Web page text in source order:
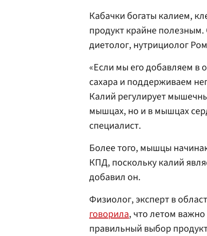
Кабачки богаты калием,
продукт крайне полезным.
диетолог, нутрициолог
«Если мы его добавляем
сахара и поддерживаем
Калий регулирует
мышцах, но и в мышцах
специалист.
Более того, мышцы
КПД, поскольку калий
добавил он.
Физиолог, эксперт в
говорила, что летом
правильный выбор